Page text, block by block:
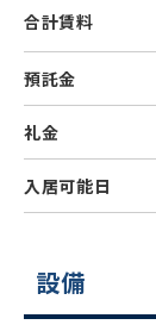
合計賃料
預託金
礼金
入居可能日
設備